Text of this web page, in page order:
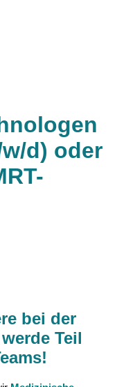
d) oder
bei der
Teil